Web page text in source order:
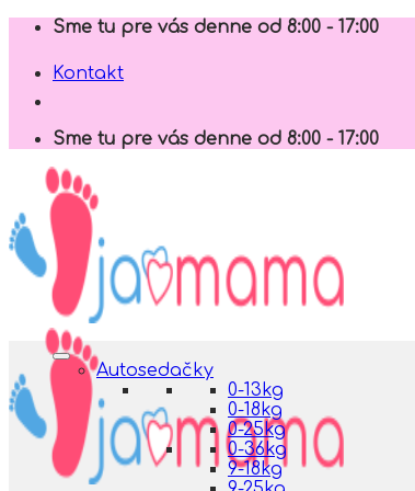
Skip
content
Sme tu pre vás denne od 8:00 - 17:00
Kontakt
Sme tu pre vás denne od 8:00 - 17:00
Autosedačky
0-13kg
0-18kg
0-25kg
0-36kg
9-18kg